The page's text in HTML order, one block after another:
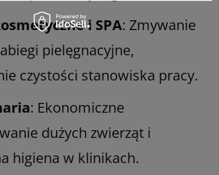
i SPA: Zmywanie
pielęgnacyjne,
czystości stanowiska pracy.
: Ekonomiczne
dużych zwierząt i
higiena w klinikach.